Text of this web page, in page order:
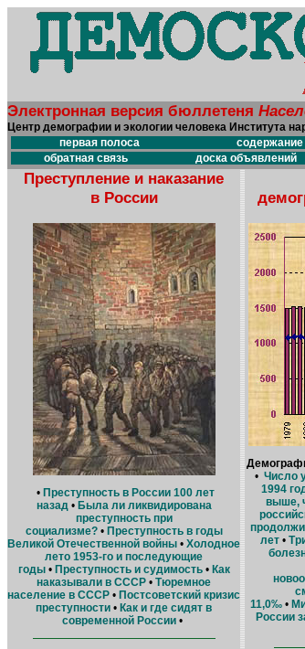
Электронная версия бюллетеня
Центр демографии и экологии человека Института
первая полоса
обратная связь
доска объявлений
Преступление и наказание
в России
• Преступность в России 100 лет
назад• Была ли ликвидирована
преступность при
социализме?• Преступность в годы
Великой Отечественной войны • Холодное
лето 1953-го и последующие
годы• Преступность и судимость• Как
наказывали в СССР • Тюремное
население в СССР • Постсоветский кризис
преступности • Как и где сидят в
современной России •
• Число
1994
выше,
лет•
11,0‰ •
России